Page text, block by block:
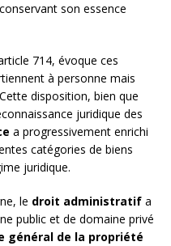
son essence
714, évoque ces
à personne mais
disposition, bien que
juridique des
a progressivement enrichi
catégories de biens
juridique.
le droit administratif a
public et de domaine privé
général de la propriété